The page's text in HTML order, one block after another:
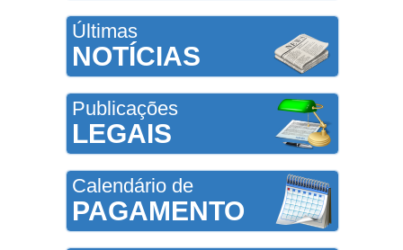
Últimas
NOTÍCIAS
Publicações
LEGAIS
Calendário de
PAGAMENTO